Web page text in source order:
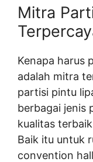
Mitra
Kenapa harus
adalah mitra
partisi pintu
berbagai jenis
kualitas
Baik itu untuk
convention